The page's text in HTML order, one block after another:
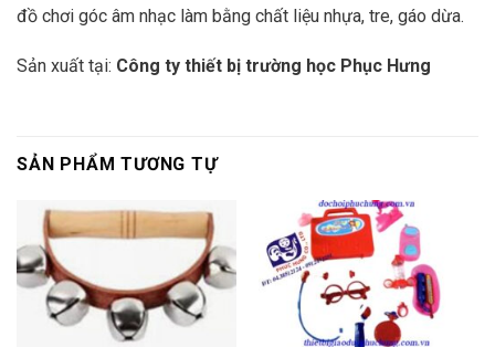
đồ chơi góc âm nhạc làm bằng chất liệu nhựa, tre, gáo dừa.
Sản xuất tại: Công ty thiết bị trường học Phục Hưng
SẢN PHẨM TƯƠNG TỰ